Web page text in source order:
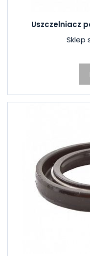
Uszczelniacz
Sklep